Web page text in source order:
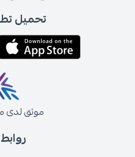
تحميل
موثق لدى